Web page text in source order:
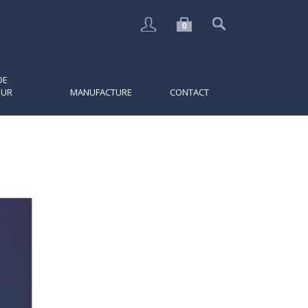
0
MANUFACTURE CONTACT